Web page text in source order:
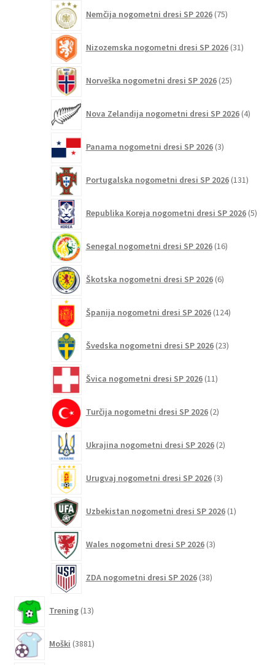
Nemčija nogometni dresi SP 2026 75izdelkov
Nizozemska nogometni dresi SP 2026 31izdelkov
Norveška nogometni dresi SP 2026 25izdelkov
Nova Zelandija nogometni dresi SP 2026 4izdelki
Panama nogometni dresi SP 2026 3izdelki
Portugalska nogometni dresi SP 2026 131
Republika Koreja nogometni dresi SP 2026 5
Senegal nogometni dresi SP 2026 16izdelkov
Škotska nogometni dresi SP 2026 6izdelkov
Španija nogometni dresi SP 2026 124izdelkov
Švedska nogometni dresi SP 2026 23izdelkov
Švica nogometni dresi SP 2026 11izdelkov
Turčija nogometni dresi SP 2026 2izdelka
Ukrajina nogometni dresi SP 2026 2izdelka
Urugvaj nogometni dresi SP 2026 3izdelki
Uzbekistan nogometni dresi SP 2026 1izdelek
Wales nogometni dresi SP 2026 3izdelki
ZDA nogometni dresi SP 2026 38izdelkov
Trening 13izdelkov
Moški 3881izdelkov